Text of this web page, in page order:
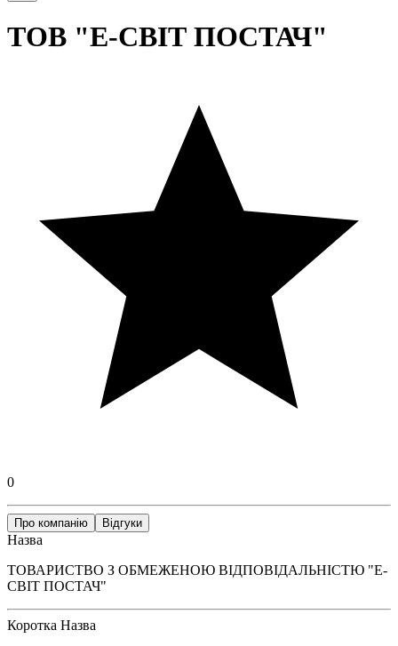
ТОВ "Е-СВІТ ПОСТАЧ"
0
Про компанію Відгуки
Назва
ТОВАРИСТВО З ОБМЕЖЕНОЮ ВІДПОВІДАЛЬНІСТЮ "Е-
СВІТ ПОСТАЧ"
Коротка Назва